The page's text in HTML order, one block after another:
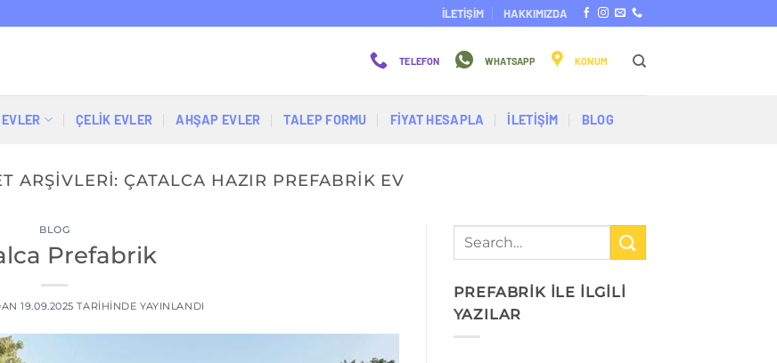
İLETİŞİM HAKKIMIZDA
TELEFON WHATSAPP KONUM
ÇELIK EVLER AHŞAP EVLER TALEP FORMU FİYAT HESAPLA İLETİŞİM BLOG
ARŞIVLERI: ÇATALCA HAZIR PREFABRIK EV
BLOG
Prefabrik
19.09.2025 TARIHINDE YAYINLANDI
PREFABRİK İLE İLGİLİ
YAZILAR